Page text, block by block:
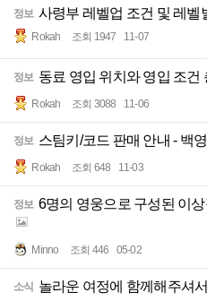
정보 사령부 레벨업 조건 및 레벨
Rokah 조회 1947 11-07
정보 동료 영입 위치와 영입 조건
Rokah 조회 3088 11-06
정보 스팀키/코드 판매 안내 - 백
Rokah 조회 648 11-03
정보 6명의 영웅으로 구성된 이
Minno 조회 446 05-02
소식 놀라운 여정에 함께해주셔